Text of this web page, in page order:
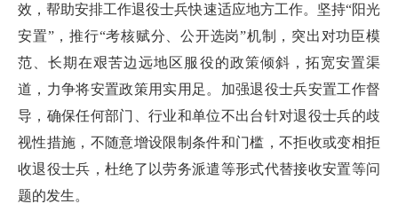
效，帮助安排工作退役士兵快速适应地方工作。坚持“阳光
安置”，推行“考核赋分、公开选岗”机制，突出对功臣模
范、长期在艰苦边远地区服役的政策倾斜，拓宽安置渠
道，力争将安置政策用实用足。加强退役士兵安置工作督
导，确保任何部门、行业和单位不出台针对退役士兵的歧
视性措施，不随意增设限制条件和门槛，不拒收或变相拒
收退役士兵，杜绝了以劳务派遣等形式代替接收安置等问
题的发生。